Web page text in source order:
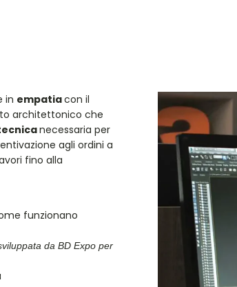
in empatiacon il
architettonico che
necessaria per
agli ordini a
fino alla
funzionano
da BD Expo per